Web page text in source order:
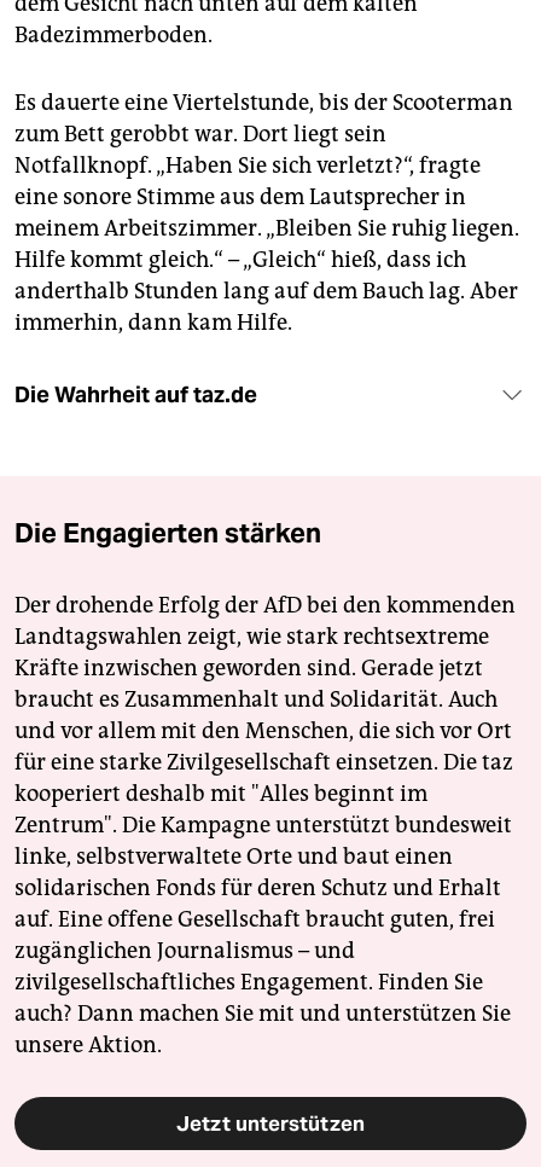
Badezimmerboden.
Es dauerte eine Viertelstunde, bis der Scooterman
zum Bett gerobbt war. Dort liegt sein
Notfallknopf. „Haben Sie sich verletzt?“, fragte
eine sonore Stimme aus dem Lautsprecher in
meinem Arbeitszimmer. „Bleiben Sie ruhig liegen.
Hilfe kommt gleich.“ – „Gleich“ hieß, dass ich
anderthalb Stunden lang auf dem Bauch lag. Aber
immerhin, dann kam Hilfe.
Die Wahrheit auf taz.de
Die Engagierten stärken
Der drohende Erfolg der AfD bei den kommenden
Landtagswahlen zeigt, wie stark rechtsextreme
Kräfte inzwischen geworden sind. Gerade jetzt
braucht es Zusammenhalt und Solidarität. Auch
und vor allem mit den Menschen, die sich vor Ort
für eine starke Zivilgesellschaft einsetzen. Die taz
kooperiert deshalb mit "Alles beginnt im
Zentrum". Die Kampagne unterstützt bundesweit
linke, selbstverwaltete Orte und baut einen
solidarischen Fonds für deren Schutz und Erhalt
auf. Eine offene Gesellschaft braucht guten, frei
zugänglichen Journalismus – und
zivilgesellschaftliches Engagement. Finden Sie
auch? Dann machen Sie mit und unterstützen Sie
unsere Aktion.
Jetzt unterstützen